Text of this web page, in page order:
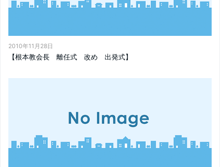
2010年11月28日
【根本教会長 離任式 改め 出発式】